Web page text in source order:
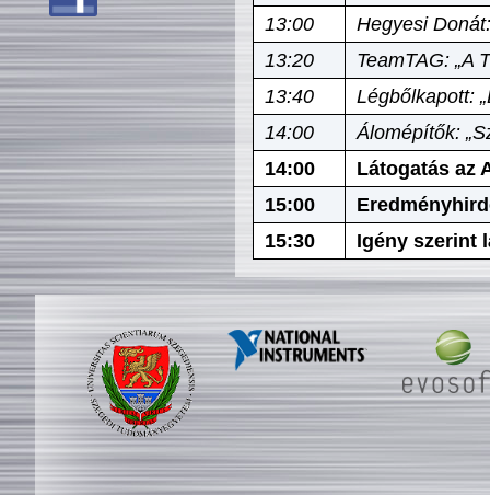
13:00
Hegyesi
13:20
TeamTAG: „A
13:40
Légbőlkapott:
14:00
Álomépítők:
14:00
Látogatás az
15:00
15:30
Igény szerint